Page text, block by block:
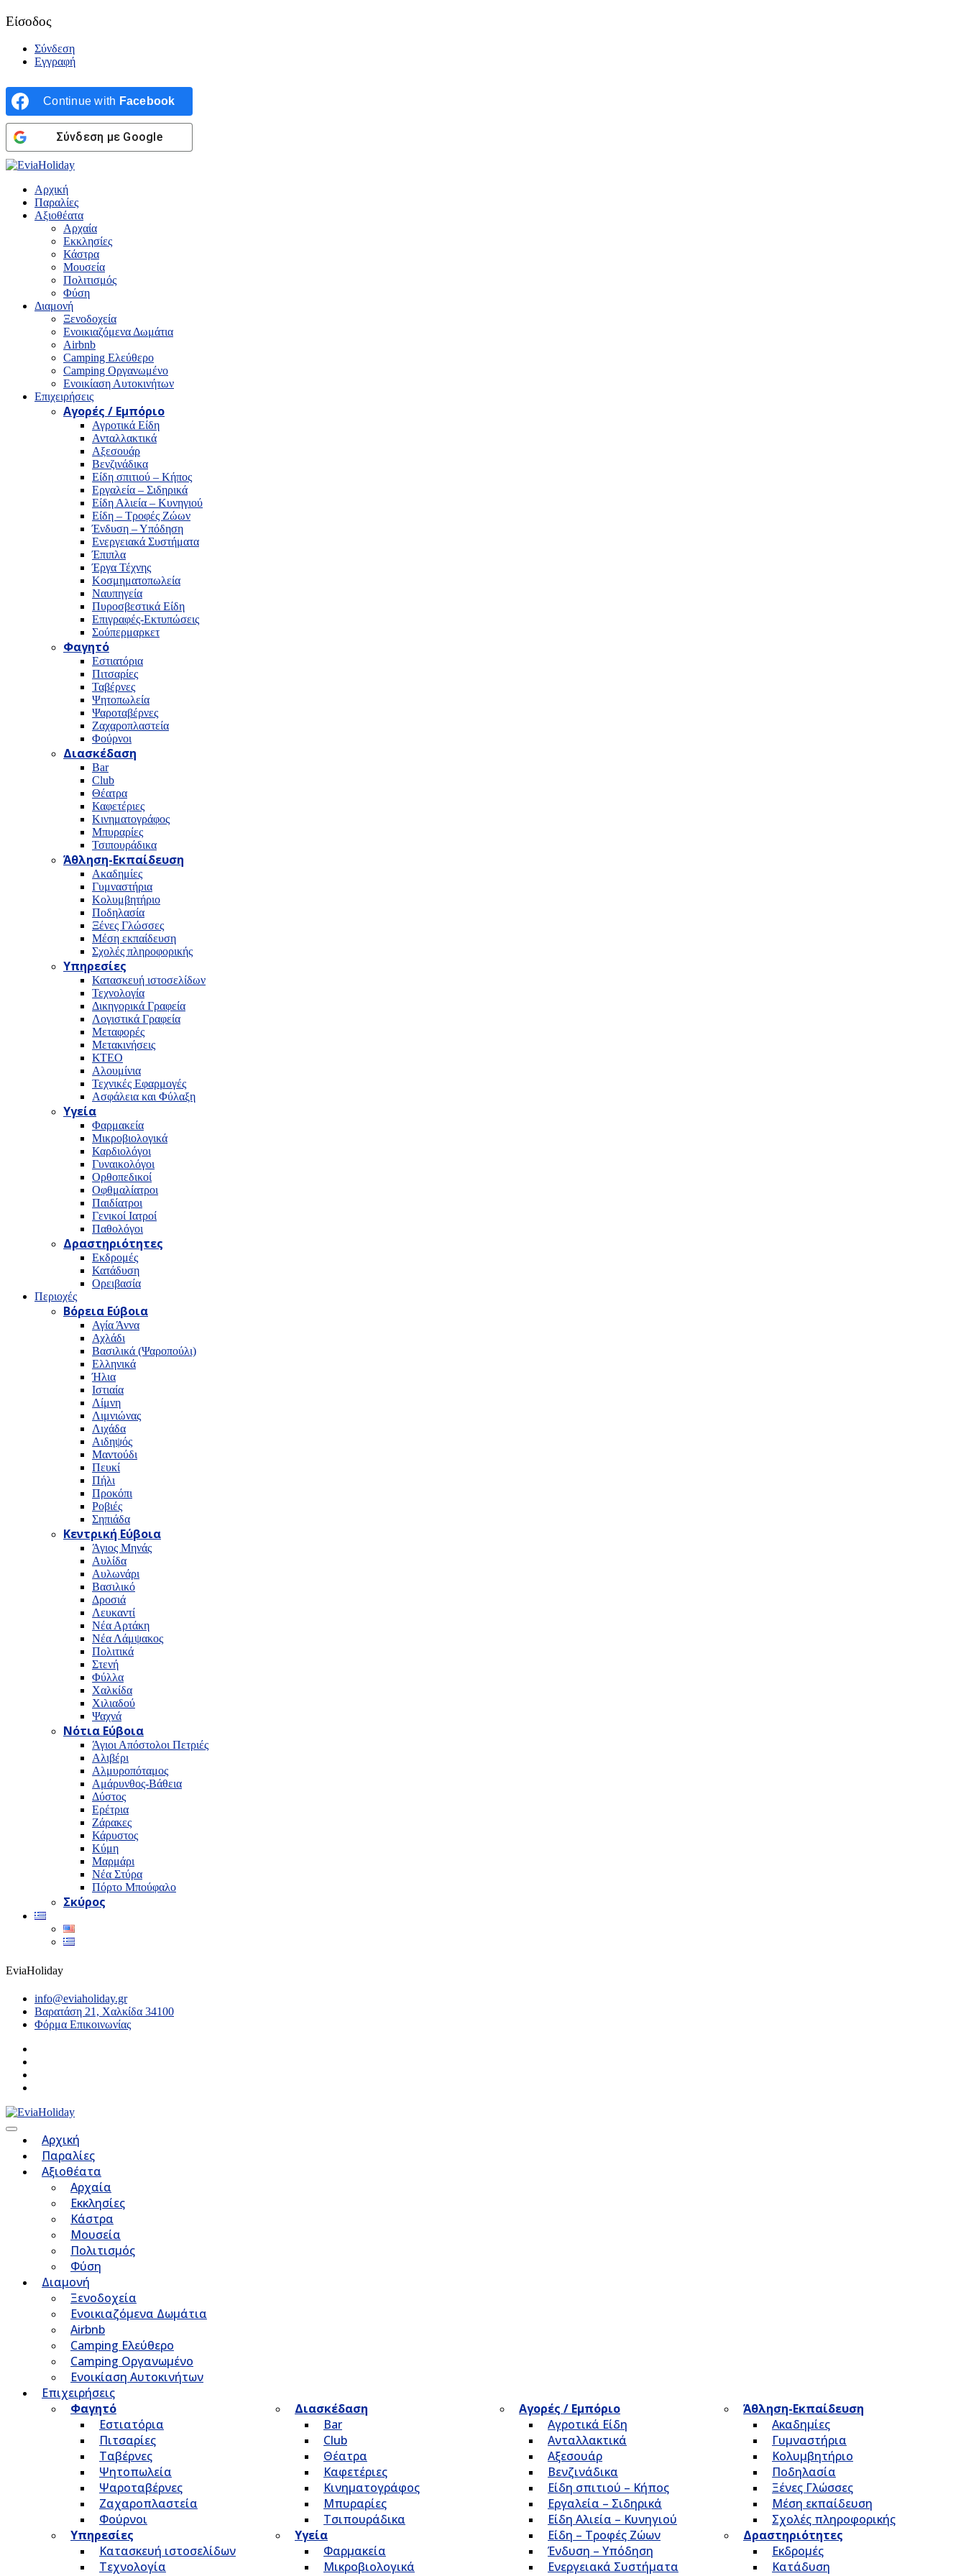
Είσοδος
Σύνδεση
Εγγραφή
Continue with Facebook
Σύνδεση με Google
Αρχική
Παραλίες
Αξιοθέατα
Αρχαία
Εκκλησίες
Κάστρα
Μουσεία
Πολιτισμός
Φύση
Διαμονή
Ξενοδοχεία
Ενοικιαζόμενα Δωμάτια
Airbnb
Camping Ελεύθερο
Camping Οργανωμένο
Ενοικίαση Αυτοκινήτων
Επιχειρήσεις
Αγορές / Εμπόριο
Αγροτικά Είδη
Ανταλλακτικά
Αξεσουάρ
Βενζινάδικα
Είδη σπιτιού – Κήπος
Εργαλεία – Σιδηρικά
Είδη Αλιεία – Κυνηγιού
Είδη – Τροφές Ζώων
Ένδυση – Υπόδηση
Ενεργειακά Συστήματα
Έπιπλα
Έργα Τέχνης
Κοσμηματοπωλεία
Ναυπηγεία
Πυροσβεστικά Είδη
Επιγραφές-Εκτυπώσεις
Σούπερμαρκετ
Φαγητό
Εστιατόρια
Πιτσαρίες
Ταβέρνες
Ψητοπωλεία
Ψαροταβέρνες
Ζαχαροπλαστεία
Φούρνοι
Διασκέδαση
Bar
Club
Θέατρα
Καφετέριες
Κινηματογράφος
Μπυραρίες
Τσιπουράδικα
Άθληση-Εκπαίδευση
Ακαδημίες
Γυμναστήρια
Κολυμβητήριο
Ποδηλασία
Ξένες Γλώσσες
Μέση εκπαίδευση
Σχολές πληροφορικής
Υπηρεσίες
Κατασκευή ιστοσελίδων
Τεχνολογία
Δικηγορικά Γραφεία
Λογιστικά Γραφεία
Μεταφορές
Μετακινήσεις
ΚΤΕΟ
Αλουμίνια
Τεχνικές Εφαρμογές
Ασφάλεια και Φύλαξη
Υγεία
Φαρμακεία
Μικροβιολογικά
Καρδιολόγοι
Γυναικολόγοι
Ορθοπεδικοί
Οφθμαλίατροι
Παιδίατροι
Γενικοί Ιατροί
Παθολόγοι
Δραστηριότητες
Εκδρομές
Κατάδυση
Ορειβασία
Περιοχές
Βόρεια Εύβοια
Αγία Άννα
Αχλάδι
Βασιλικά (Ψαροπούλι)
Ελληνικά
Ήλια
Ιστιαία
Λίμνη
Λιμνιώνας
Λιχάδα
Αιδηψός
Μαντούδι
Πευκί
Πήλι
Προκόπι
Ροβιές
Σηπιάδα
Κεντρική Εύβοια
Άγιος Μηνάς
Αυλίδα
Αυλωνάρι
Βασιλικό
Δροσιά
Λευκαντί
Νέα Αρτάκη
Νέα Λάμψακος
Πολιτικά
Στενή
Φύλλα
Χαλκίδα
Χιλιαδού
Ψαχνά
Νότια Εύβοια
Άγιοι Απόστολοι Πετριές
Αλιβέρι
Αλμυροπόταμος
Αμάρυνθος-Βάθεια
Δύστος
Ερέτρια
Ζάρακες
Κάρυστος
Κύμη
Μαρμάρι
Νέα Στύρα
Πόρτο Μπούφαλο
Σκύρος
EviaHoliday
info@eviaholiday.gr
Βαρατάση 21, Χαλκίδα 34100
Φόρμα Επικοινωνίας
Αρχική
Παραλίες
Αξιοθέατα
Αρχαία
Εκκλησίες
Κάστρα
Μουσεία
Πολιτισμός
Φύση
Διαμονή
Ξενοδοχεία
Ενοικιαζόμενα Δωμάτια
Airbnb
Camping Ελεύθερο
Camping Οργανωμένο
Ενοικίαση Αυτοκινήτων
Επιχειρήσεις
Αγορές / Εμπόριο
Αγροτικά Είδη
Ανταλλακτικά
Αξεσουάρ
Βενζινάδικα
Είδη σπιτιού – Κήπος
Εργαλεία – Σιδηρικά
Είδη Αλιεία – Κυνηγιού
Είδη – Τροφές Ζώων
Ένδυση – Υπόδηση
Ενεργειακά Συστήματα
Φαγητό
Εστιατόρια
Πιτσαρίες
Ταβέρνες
Ψητοπωλεία
Ψαροταβέρνες
Ζαχαροπλαστεία
Φούρνοι
Διασκέδαση
Bar
Club
Θέατρα
Καφετέριες
Κινηματογράφος
Μπυραρίες
Τσιπουράδικα
Άθληση-Εκπαίδευση
Ακαδημίες
Γυμναστήρια
Κολυμβητήριο
Ποδηλασία
Ξένες Γλώσσες
Μέση εκπαίδευση
Σχολές πληροφορικής
Υπηρεσίες
Κατασκευή ιστοσελίδων
Τεχνολογία
Υγεία
Φαρμακεία
Μικροβιολογικά
Δραστηριότητες
Εκδρομές
Κατάδυση